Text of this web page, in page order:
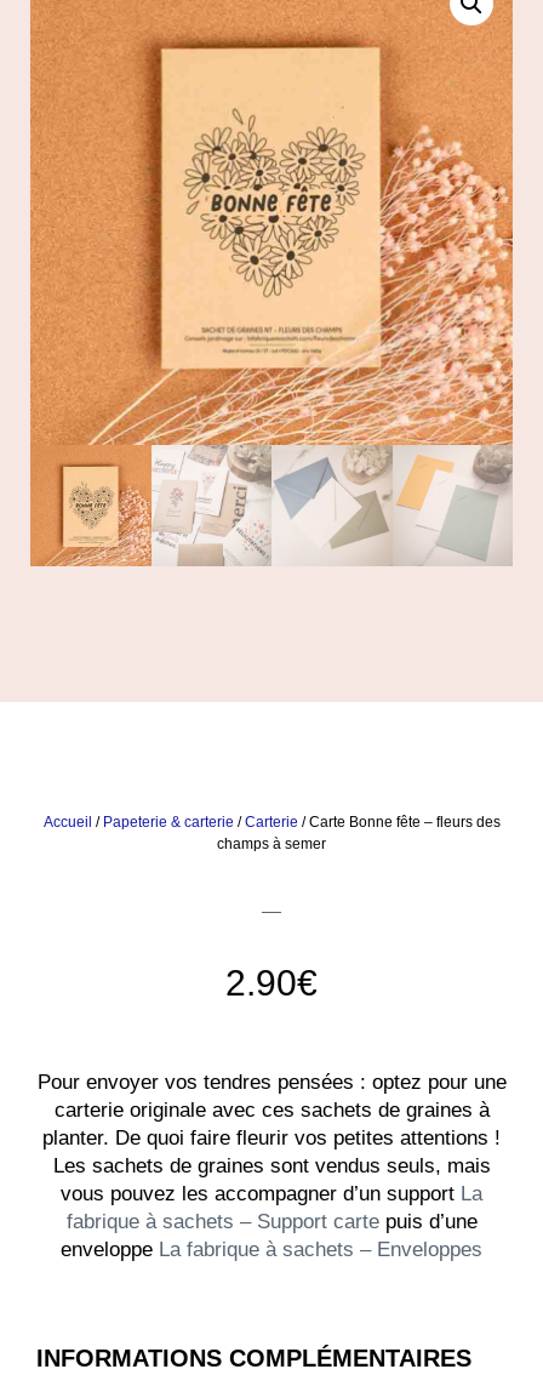
Accueil / Papeterie & carterie /Carterie / Carte Bonne fête – fleurs des
champs à semer
2.90€
Pour envoyer vos tendres pensées : optez pour une
carterie originale avec ces sachets de graines à
planter. De quoi faire fleurir vos petites attentions !
Les sachets de graines sont vendus seuls, mais
vous pouvez les accompagner d’un support La
fabrique à sachets – Support cartepuis d’une
enveloppe La fabrique à sachets – Enveloppes
INFORMATIONS COMPLÉMENTAIRES